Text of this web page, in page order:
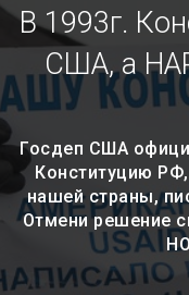
В 1993г.
США, а
Госдеп США
Конституцию
нашей страны,
Отмени решение